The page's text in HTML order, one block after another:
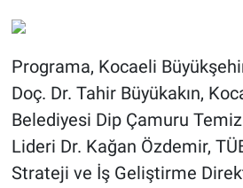
Programa, Kocaeli
Doç. Dr. Tahir Büyükakın,
Belediyesi Dip Çamuru
Lideri Dr. Kağan Özdemir,
Strateji ve İş Geliştirme